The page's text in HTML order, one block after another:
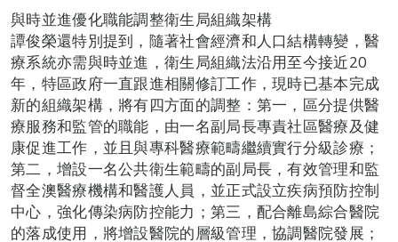
與時並進優化職能調整衛生局組織架構
譚俊榮還特別提到，隨著社會經濟和人口結構轉變，醫
療系統亦需與時並進，衛生局組織法沿用至今接近20
年，特區政府一直跟進相關修訂工作，現時已基本完成
新的組織架構，將有四方面的調整：第一，區分提供醫
療服務和監管的職能，由一名副局長專責社區醫療及健
康促進工作，並且與專科醫療範疇繼續實行分級診療；
第二，增設一名公共衛生範疇的副局長，有效管理和監
督全澳醫療機構和醫護人員，並正式設立疾病預防控制
中心，強化傳染病防控能力；第三，配合離島綜合醫院
的落成使用，將增設醫院的層級管理，協調醫院發展；